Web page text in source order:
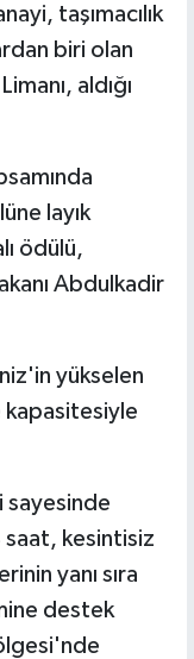
taşımacılık
biri olan
aldığı
layık
ödülü,
Abdulkadir
yükselen
kapasitesiyle
sayesinde
saat, kesintisiz
yanı sıra
destek